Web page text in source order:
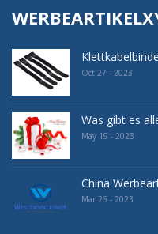
Oct 27 - 2023
Was gibt es
May 19 - 2023
China
Mar 26 - 2023